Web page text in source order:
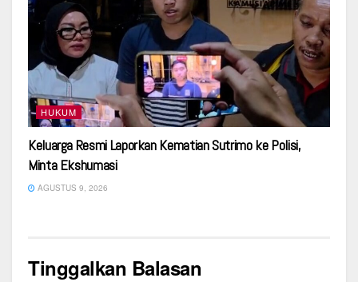
HUKUM
Keluarga Resmi Laporkan Kematian Sutrimo ke Polisi,
Minta Ekshumasi
AGUSTUS 9, 2026
Tinggalkan Balasan